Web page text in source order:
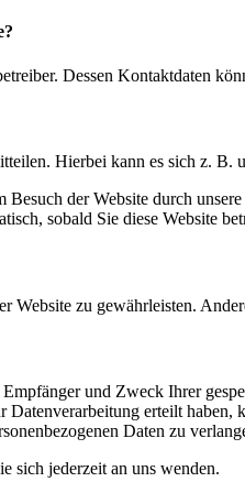
Dessen Kontaktdaten
Hierbei kann es sich z.
der Website durch
sobald Sie diese Website
zu gewährleisten.
und Zweck Ihrer
erteilt
Daten zu
sich jederzeit an uns wenden.